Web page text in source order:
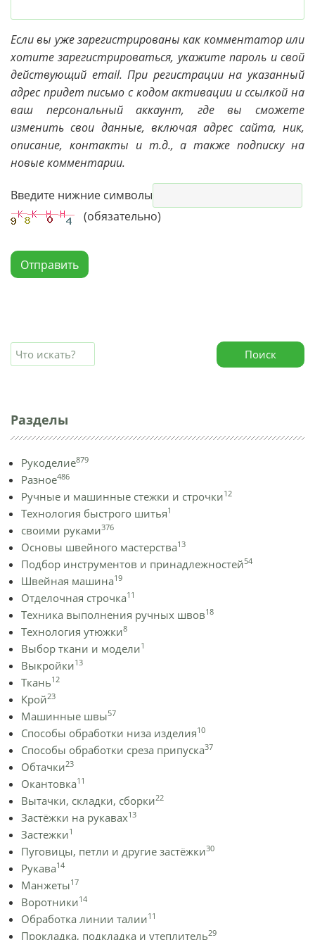
Если вы уже зарегистрированы как комментатор или
хотите зарегистрироваться, укажите пароль и свой
действующий email. При регистрации на указанный
адрес придет письмо с кодом активации и ссылкой на
ваш персональный аккаунт, где вы сможете
изменить свои данные, включая адрес сайта, ник,
описание, контакты и т.д., а также подписку на
новые комментарии.
Введите нижние символы
(обязательно)
Отправить
Поиск
Разделы
Рукоделие879
Разное486
Ручные и машинные стежки и строчки12
Технология быстрого шитья1
своими руками376
Основы швейного мастерства13
Подбор инструментов и принадлежностей54
Швейная машина19
Отделочная строчка11
Техника выполнения ручных швов18
Технология утюжки8
Выбор ткани и модели1
Выкройки13
Ткань12
Крой23
Машинные швы57
Способы обработки низа изделия10
Способы обработки среза припуска37
Обтачки23
Окантовка11
Вытачки, складки, сборки22
Застёжки на рукавах13
Застежки1
Пуговицы, петли и другие застёжки30
Рукава14
Манжеты17
Воротники14
Обработка линии талии11
Прокладка, подкладка и утеплитель29